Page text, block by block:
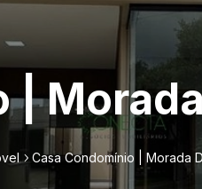
Casa Condomínio | Morada